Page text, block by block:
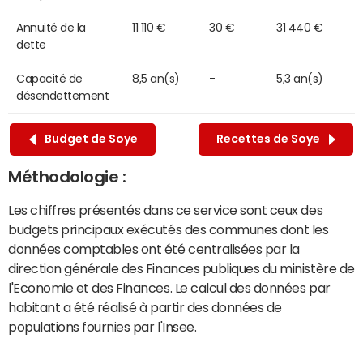
Annuité de la
dette
11 110 € 30 € 31 440 €
Capacité de
désendettement
8,5 an(s) - 5,3 an(s)
Budget de Soye Recettes de Soye
Méthodologie :
Les chiffres présentés dans ce service sont ceux des
budgets principaux exécutés des communes dont les
données comptables ont été centralisées par la
direction générale des Finances publiques du ministère de
l'Economie et des Finances. Le calcul des données par
habitant a été réalisé à partir des données de
populations fournies par l'Insee.